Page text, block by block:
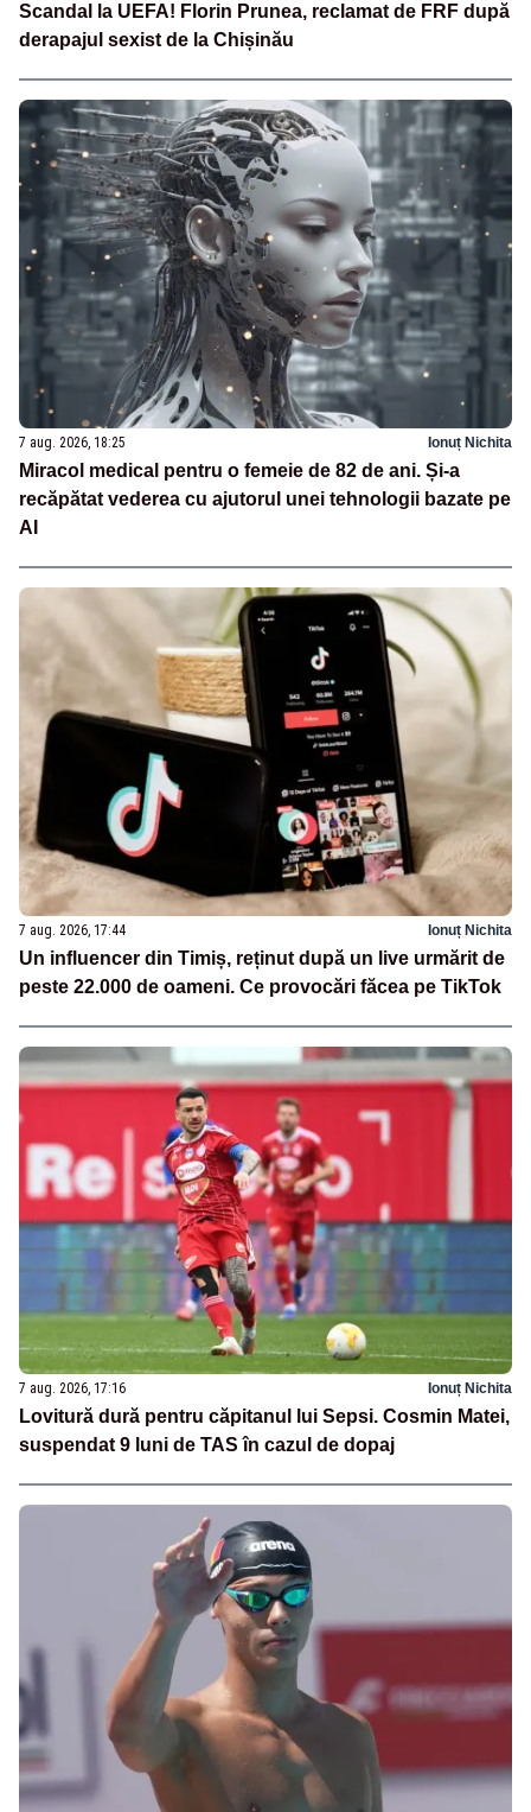
Scandal la UEFA! Florin Prunea, reclamat de FRF după
derapajul sexist de la Chișinău
7 aug. 2026, 18:25 Ionuț Nichita
Miracol medical pentru o femeie de 82 de ani. Și-a
recăpătat vederea cu ajutorul unei tehnologii bazate pe
AI
7 aug. 2026, 17:44 Ionuț Nichita
Un influencer din Timiș, reținut după un live urmărit de
peste 22.000 de oameni. Ce provocări făcea pe TikTok
7 aug. 2026, 17:16 Ionuț Nichita
Lovitură dură pentru căpitanul lui Sepsi. Cosmin Matei,
suspendat 9 luni de TAS în cazul de dopaj